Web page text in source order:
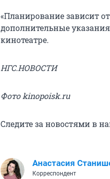
«Планирование зависит
дополнительные
кинотеатре.
НГС.НОВОСТИ
Фото kinopoisk.ru
Следите за новостями в
Анастасия
Корреспондент